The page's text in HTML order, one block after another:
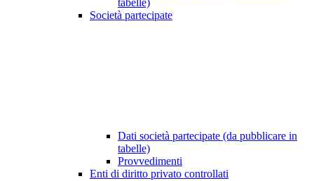
tabelle)
Società partecipate
Dati società partecipate (da pubblicare in
tabelle)
Provvedimenti
Enti di diritto privato controllati